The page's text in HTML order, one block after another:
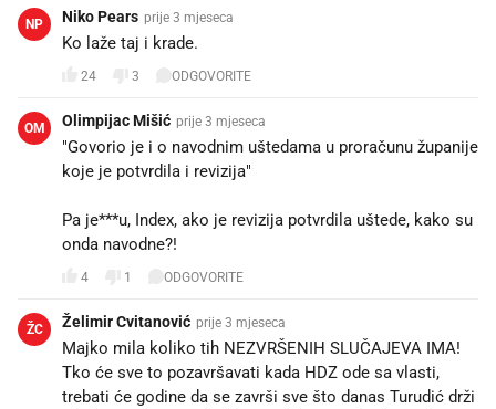
NP Niko Pears prije 3 mjeseca
Ko laže taj i krade.
24 3 ODGOVORITE
OM Olimpijac Mišić prije 3 mjeseca
"Govorio je i o navodnim uštedama u proračunu županije
koje je potvrdila i revizija"
Pa je***u, Index, ako je revizija potvrdila uštede, kako su
onda navodne?!
4 1 ODGOVORITE
ŽC Želimir Cvitanović prije 3 mjeseca
Majko mila koliko tih NEZVRŠENIH SLUČAJEVA IMA!
Tko će sve to pozavršavati kada HDZ ode sa vlasti,
trebati će godine da se završi sve što danas Turudić drži